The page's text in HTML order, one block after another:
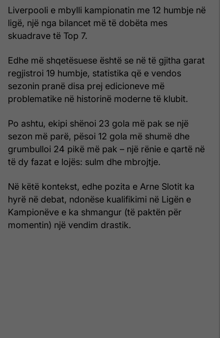
Liverpooli e mbylli kampionatin me 12 humbje në
ligë, një nga bilancet më të dobëta mes
skuadrave të Top 7.
Edhe më shqetësuese është se në të gjitha garat
regjistroi 19 humbje, statistika që e vendos
sezonin pranë disa prej edicioneve më
problematike në historinë moderne të klubit.
Po ashtu, ekipi shënoi 23 gola më pak se një
sezon më parë, pësoi 12 gola më shumë dhe
grumbulloi 24 pikë më pak – një rënie e qartë në
të dy fazat e lojës: sulm dhe mbrojtje.
Në këtë kontekst, edhe pozita e Arne Slotit ka
hyrë në debat, ndonëse kualifikimi në Ligën e
Kampionëve e ka shmangur (të paktën për
momentin) një vendim drastik.